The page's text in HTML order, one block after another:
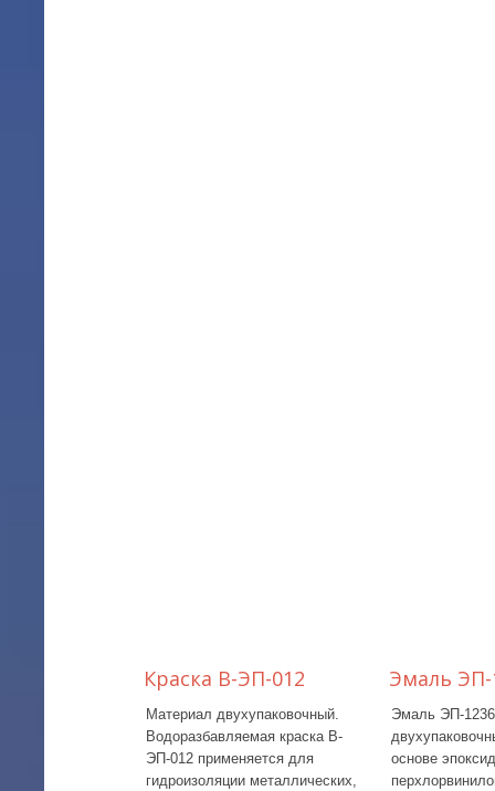
Краска В-ЭП-012
Материал двухупаковочный.
Водоразбавляемая краска В-
ЭП-012 применяется для
гидроизоляции металлических,
Эмаль ЭП-
Эмаль ЭП-1236
основе